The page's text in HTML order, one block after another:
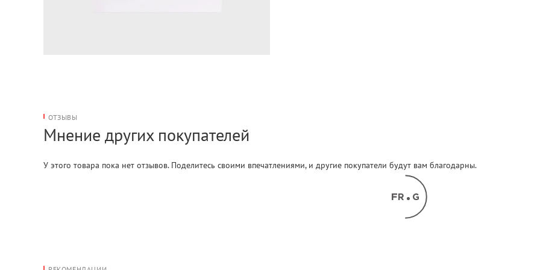
ОТЗЫВЫ
Мнение других покупателей
У этого товара пока нет отзывов. Поделитесь своими впечатлениями, и другие покупатели будут вам благодарны.